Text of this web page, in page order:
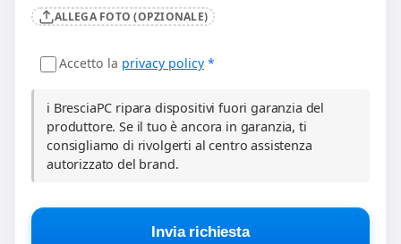
ALLEGA FOTO (OPZIONALE)
Accetto la privacy policy *
ℹ️ BresciaPC ripara dispositivi fuori garanzia del
produttore. Se il tuo è ancora in garanzia, ti
consigliamo di rivolgerti al centro assistenza
autorizzato del brand.
Invia richiesta